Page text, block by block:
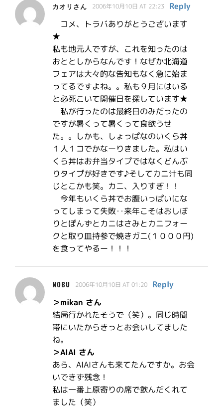
カオリさん 2006年10月10日 AT 22:23
Reply
コメ、トラバありがとうございます
★
私も地元人ですが、これを知ったのは
おととしからなんです！なぜか北海道
フェアは大々的な告知もなく急に始ま
ってるですよね。。私も９月にはいる
と必死こいて開催日を探しています★
私が行ったのは最終日のみだったの
ですが暑くって暑くって食欲うせ
た。。しかも、しょっぱなのいくら丼
１人１コでかなーりきました。私はい
くら丼はお弁当タイプではなくどんぶ
りタイプが好きです♪そしてカニ汁も同
じとこかも笑。カニ、入りすぎ！！
今年もいくら丼でお腹いっぱいにな
ってしまって失敗‥来年こそはおしぼ
りとぽんずとカニはさみとカニフォー
クと取り皿持参で焼きガニ(１０００円)
を食ってやるー！！！
NOBU 2006年10月10日 AT 01:20
Reply
＞mikan さん
結局行かれたそうで（笑）。同じ時間
帯にいたからきっとお会いしてました
ね。
＞AIAI さん
あら、AIAIさんも来てたんですか。お会
いできず残念！
私は一番上原寄りの席で飲んだくれて
ました（笑）